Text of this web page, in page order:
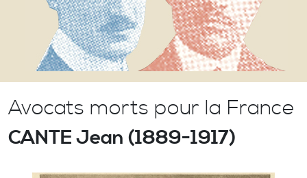
Avocats morts pour la France
CANTE Jean (1889-1917)